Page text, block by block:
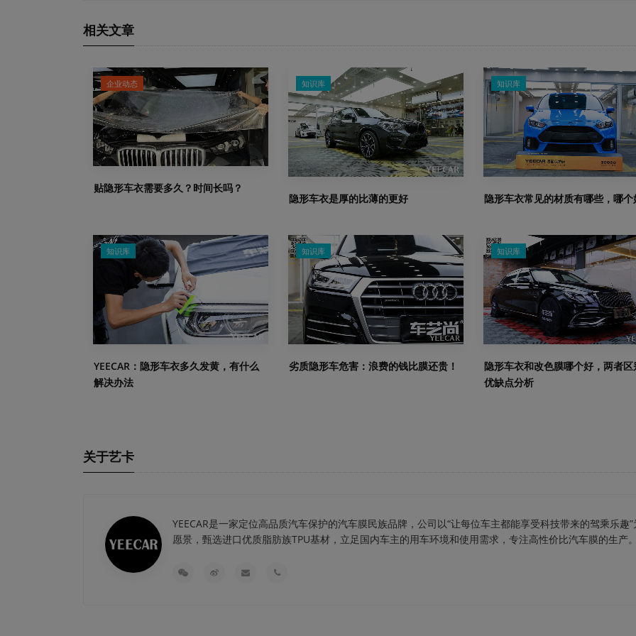
相关文章
企业动态
贴隐形车衣需要多久？时间长吗？
知识库
隐形车衣是厚的比薄的更好
知识库
隐形车衣常见的材质有哪些，哪个
知识库
YEECAR：隐形车衣多久发黄，有什么
解决办法
知识库
劣质隐形车危害：浪费的钱比膜还贵！
知识库
隐形车衣和改色膜哪个好，两者区
优缺点分析
关于艺卡
YEECAR是一家定位高品质汽车保护的汽车膜民族品牌，公司以“让每位车主都能享受科技带来的驾乘乐趣”
愿景，甄选进口优质脂肪族TPU基材，立足国内车主的用车环境和使用需求，专注高性价比汽车膜的生产